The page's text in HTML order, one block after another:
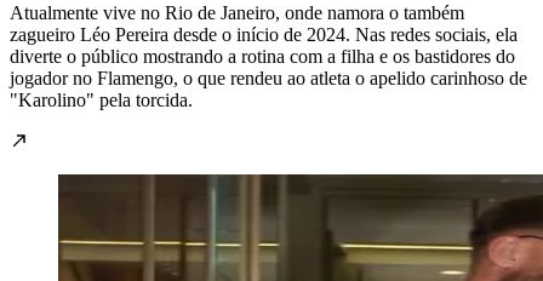
Atualmente vive no Rio de Janeiro, onde namora o também
zagueiro Léo Pereira desde o início de 2024. Nas redes sociais, ela
diverte o público mostrando a rotina com a filha e os bastidores do
jogador no Flamengo, o que rendeu ao atleta o apelido carinhoso de
"Karolino" pela torcida.